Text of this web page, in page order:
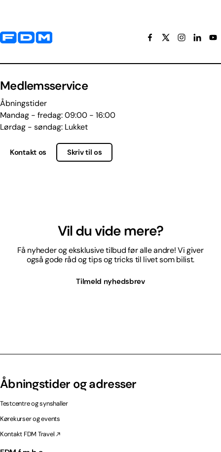
Yderligere information og kontaktoplysninger
Medlemsservice
Åbningstider
Mandag - fredag: 09:00 - 16:00
Lørdag - søndag: Lukket
Kontakt os Skriv til os
Vil du vide mere?
Få nyheder og eksklusive tilbud før alle andre! Vi giver
også gode råd og tips og tricks til livet som bilist.
Tilmeld nyhedsbrev
Åbningstider og adresser
Testcentre og synshaller
Kørekurser og events
Kontakt FDM Travel